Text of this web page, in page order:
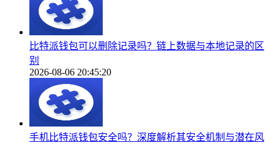
比特派钱包可以删除记录吗？链上数据与本地记录的区
别
2026-08-06 20:45:20
手机比特派钱包安全吗？深度解析其安全机制与潜在风